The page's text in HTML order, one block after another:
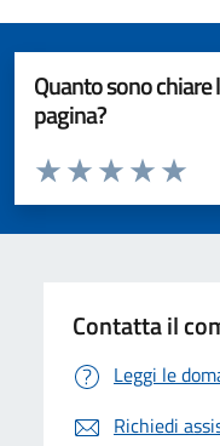
Quanto sono
pagina?
Valuta da 1 a 5 stelle la
Valuta
Valuta 4
Valuta 3 stelle
Valuta 2 stelle su 5
Valuta 1 stelle su 5
Contatta il
Leggi le
Richiedi